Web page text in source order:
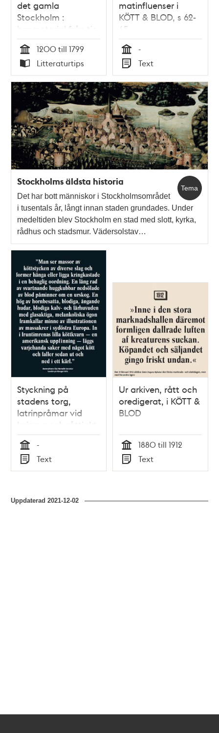
det gamla
Stockholm :
benmaterial från tio
års undersökningar
/ Johanna Karlsson
Tid
1200 till 1799
Typ
Litteraturtips
matinfluenser i
KÖTT & BLOD, s 62-
65
Tid
-
Typ
Text
Tema
Stockholms äldsta historia
Det har bott människor i Stockholmsområdet
i tusentals år, långt innan staden grundades. Under
medeltiden blev Stockholm en stad med slott, kyrka,
rådhus och stadsmur. Vädersolstav…
Styckning på
stadens torg,
latrinpråmar vid
kajerna och råttjakt
på bakgårdarna. I
KÖTT & BLOD, s. 20-
35
Tid
-
Typ
Text
Ur arkiven, rått och
oredigerat, i KÖTT &
BLOD
Tid
1880 till 1912
Typ
Text
Uppdaterad2021-12-02